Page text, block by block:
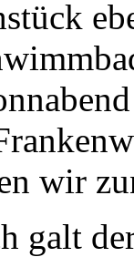
wir
galt